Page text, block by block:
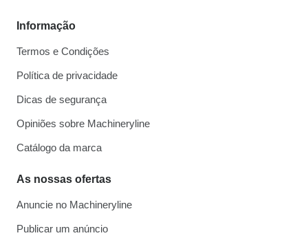
Informação
Termos e Condições
Política de privacidade
Dicas de segurança
Opiniões sobre Machineryline
Catálogo da marca
As nossas ofertas
Anuncie no Machineryline
Publicar um anúncio